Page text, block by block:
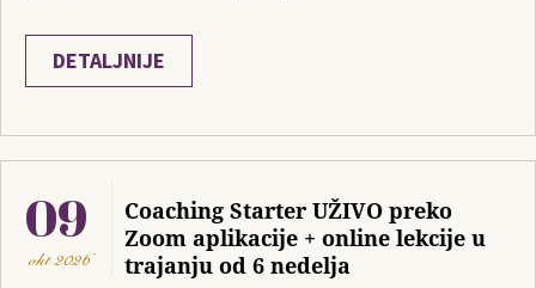
DETALJNIJE
09
okt2026
Coaching Starter UŽIVO preko
Zoom aplikacije + online lekcije u
trajanju od 6 nedelja